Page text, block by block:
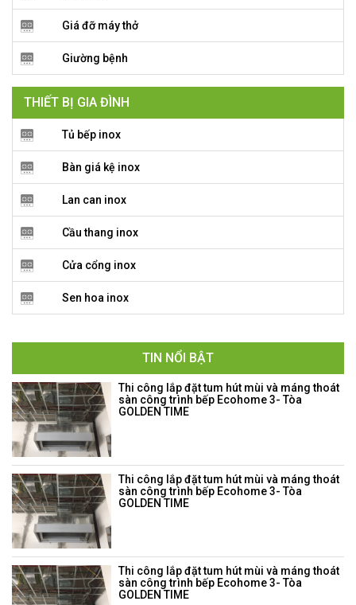
Giá đỡ máy thở
Giường bệnh
THIẾT BỊ GIA ĐÌNH
Tủ bếp inox
Bàn giá kệ inox
Lan can inox
Cầu thang inox
Cửa cổng inox
Sen hoa inox
TIN NỔI BẬT
Thi công lắp đặt tum hút mùi và máng thoát
sàn công trình bếp Ecohome 3- Tòa
GOLDEN TIME
Thi công lắp đặt tum hút mùi và máng thoát
sàn công trình bếp Ecohome 3- Tòa
GOLDEN TIME
Thi công lắp đặt tum hút mùi và máng thoát
sàn công trình bếp Ecohome 3- Tòa
GOLDEN TIME